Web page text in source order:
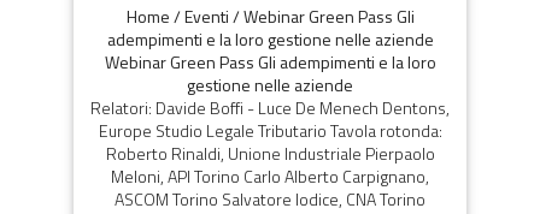
Home / Eventi / Webinar Green Pass Gli
adempimenti e la loro gestione nelle aziende
Webinar Green Pass Gli adempimenti e la loro
gestione nelle aziende
Relatori: Davide Boffi - Luce De Menech Dentons,
Europe Studio Legale Tributario Tavola rotonda:
Roberto Rinaldi, Unione Industriale Pierpaolo
Meloni, API Torino Carlo Alberto Carpignano,
ASCOM Torino Salvatore Iodice, CNA Torino